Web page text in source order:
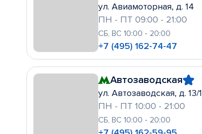
ул. Авиамоторная, д. 14
ПН - ПТ 09:00 - 21:00
СБ, ВС 10:00 - 20:00
+7 (495) 162-74-47
Автозаводская
ул. Автозаводская, д. 13/1
ПН - ПТ 10:00 - 21:00
СБ, ВС 10:00 - 20:00